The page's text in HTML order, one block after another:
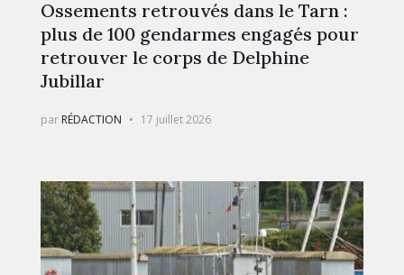
Ossements retrouvés dans le Tarn :
plus de 100 gendarmes engagés pour
retrouver le corps de Delphine
Jubillar
par RÉDACTION 17 juillet 2026